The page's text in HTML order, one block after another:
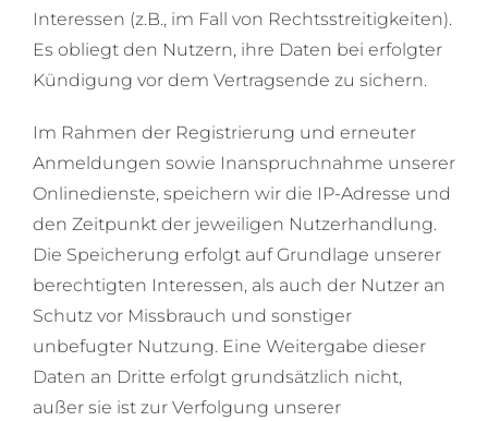
Interessen (z.B., im Fall von Rechtsstreitigkeiten).
Es obliegt den Nutzern, ihre Daten bei erfolgter
Kündigung vor dem Vertragsende zu sichern.
Im Rahmen der Registrierung und erneuter
Anmeldungen sowie Inanspruchnahme unserer
Onlinedienste, speichern wir die IP-Adresse und
den Zeitpunkt der jeweiligen Nutzerhandlung.
Die Speicherung erfolgt auf Grundlage unserer
berechtigten Interessen, als auch der Nutzer an
Schutz vor Missbrauch und sonstiger
unbefugter Nutzung. Eine Weitergabe dieser
Daten an Dritte erfolgt grundsätzlich nicht,
außer sie ist zur Verfolgung unserer